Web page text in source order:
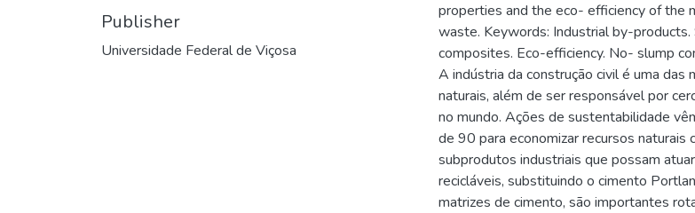
Publisher
Universidade Federal de Viçosa
properties and the eco- efficiency of the
waste. Keywords: Industrial by-
composites. Eco-efficiency. No- slump
A indústria da construção civil é uma das
naturais, além de ser responsável por
no mundo. Ações de sustentabilidade
de 90 para economizar recursos naturais
subprodutos industriais que possam
recicláveis, substituindo o cimento
matrizes de cimento, são importantes